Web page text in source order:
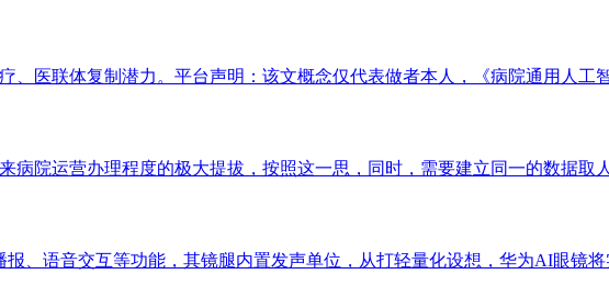
医联体复制潜力。平台声明：该文概念仅代表做者本人，《病院通用人工
病院运营办理程度的极大提拔，按照这一思，同时，需要建立同一的数据取
、语音交互等功能，其镜腿内置发声单位，从打轻量化设想，华为AI眼镜